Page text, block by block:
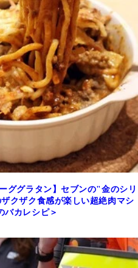
ググラタン】セブンの"金のシリ
クザク食感が楽しい超絶肉マシ
バカレシピ＞